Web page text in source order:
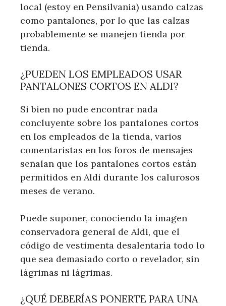
local (estoy en Pensilvania) usando calzas
como pantalones, por lo que las calzas
probablemente se manejen tienda por
tienda.
¿PUEDEN LOS EMPLEADOS USAR
PANTALONES CORTOS EN ALDI?
Si bien no pude encontrar nada
concluyente sobre los pantalones cortos
en los empleados de la tienda, varios
comentaristas en los foros de mensajes
señalan que los pantalones cortos están
permitidos en Aldi durante los calurosos
meses de verano.
Puede suponer, conociendo la imagen
conservadora general de Aldi, que el
código de vestimenta desalentaría todo lo
que sea demasiado corto o revelador, sin
lágrimas ni lágrimas.
¿QUÉ DEBERÍAS PONERTE PARA UNA